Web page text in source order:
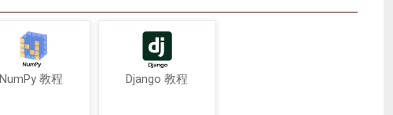
NumPy 教程 Django 教程